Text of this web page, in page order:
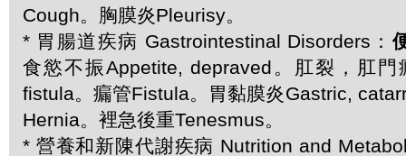
Cough。胸膜炎Pleurisy。
* 胃腸道疾病 Gastrointestinal Disorders：
食慾不振Appetite, depraved。肛裂，肛門
fistula。瘺管Fistula。胃黏膜炎Gastric,
Hernia。裡急後重Tenesmus。
* 營養和新陳代謝疾病 Nutrition and